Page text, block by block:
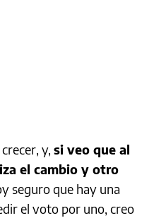
y, si veo que al
el cambio y otro
seguro que hay una
el voto por uno, creo